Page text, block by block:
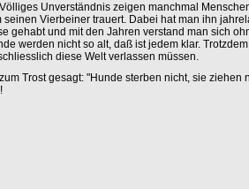
Unverständnis zeigen manchmal
seinen Vierbeiner trauert. Dabei hat man ihn
gehabt und mit den Jahren verstand man sich
werden nicht so alt, daß ist jedem klar.
diese Welt verlassen müssen.
Trost gesagt: "Hunde sterben nicht, sie ziehen